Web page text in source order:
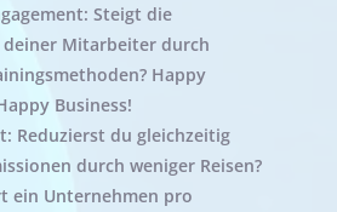
Steigt die
Mitarbeiter durch
Happy
Business!
Reduzierst du gleichzeitig
durch weniger Reisen?
ein Unternehmen pro